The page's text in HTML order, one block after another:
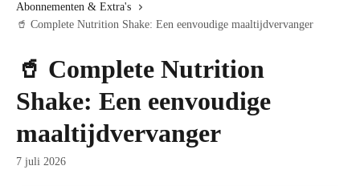
Abonnementen & Extra's
🥤 Complete Nutrition Shake: Een eenvoudige maaltijdvervanger
🥤 Complete Nutrition
Shake: Een eenvoudige
maaltijdvervanger
7 juli 2026